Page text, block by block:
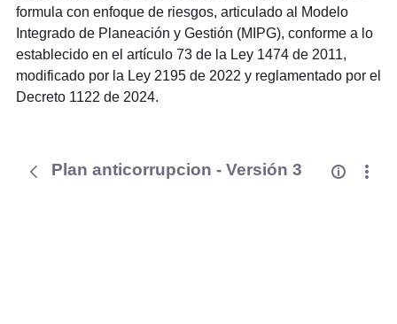
formula con enfoque de riesgos, articulado al Modelo
Integrado de Planeación y Gestión (MIPG), conforme a lo
establecido en el artículo 73 de la Ley 1474 de 2011,
modificado por la Ley 2195 de 2022 y reglamentado por el
Decreto 1122 de 2024.
Plan anticorrupcion - Versión 3